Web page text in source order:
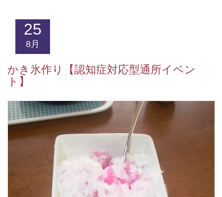
25
8月
かき氷作り【認知症対応型通所イベン
ト】